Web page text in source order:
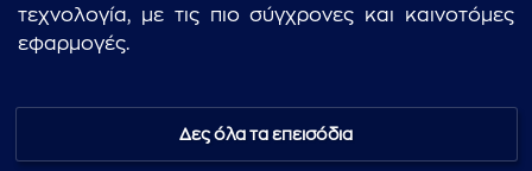
τεχνολογία, με τις πιο σύγχρονες και καινοτόμες
εφαρμογές.
Δες όλα τα επεισόδια